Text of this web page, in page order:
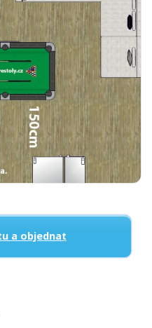
a objednat